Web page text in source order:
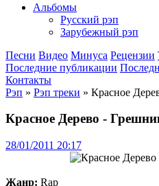
Альбомы
Русский рэп
Зарубежный рэп
Песни Видео Минуса Рецензии
Последние публикации
Контакты
Рэп » Рэп треки » Красное
Красное Дерево -
28/01/2011 20:17
Жанр: Rap